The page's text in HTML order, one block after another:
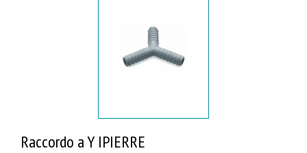
Raccordo a Y IPIERRE